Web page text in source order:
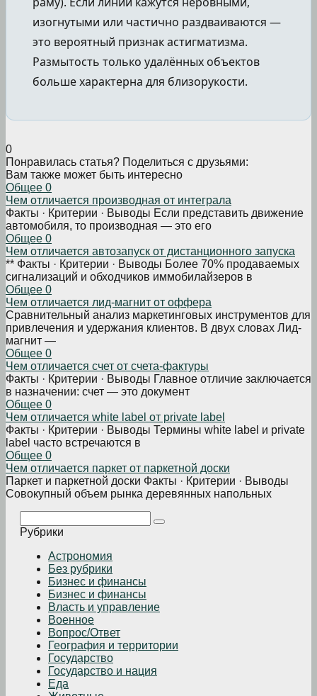
изогнутыми или частично раздваиваются —
это вероятный признак астигматизма.
Размытость только удалённых объектов
больше характерна для близорукости.
0
Понравилась статья? Поделиться с друзьями:
Вам также может быть интересно
Общее 0
Чем отличается производная от интеграла
Факты · Критерии · Выводы Если представить движение
автомобиля, то производная — это его
Общее 0
Чем отличается автозапуск от дистанционного запуска
** Факты · Критерии · Выводы Более 70% продаваемых
сигнализаций и обходчиков иммобилайзеров в
Общее 0
Чем отличается лид-магнит от оффера
Сравнительный анализ маркетинговых инструментов для
привлечения и удержания клиентов. В двух словах Лид-
магнит —
Общее 0
Чем отличается счет от счета-фактуры
Факты · Критерии · Выводы Главное отличие заключается
в назначении: счет — это документ
Общее 0
Чем отличается white label от private label
Факты · Критерии · Выводы Термины white label и private
label часто встречаются в
Общее 0
Чем отличается паркет от паркетной доски
Паркет и паркетной доски Факты · Критерии · Выводы
Совокупный объем рынка деревянных напольных
Рубрики
Астрономия
Без рубрики
Бизнеc и финансы
Бизнес и финансы
Власть и управление
Военное
Вопрос/Ответ
География и территории
Государство
Государство и нация
Еда